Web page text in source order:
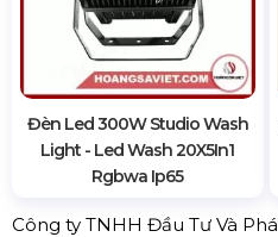
Đèn Led 300W Studio Wash
Light - Led Wash 20X5In1
Rgbwa Ip65
Công ty TNHH Đầu Tư Và